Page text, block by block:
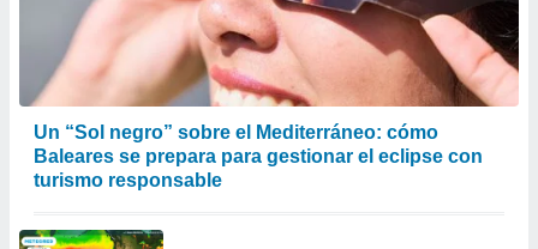
Un “Sol negro” sobre el Mediterráneo: cómo
Baleares se prepara para gestionar el eclipse con
turismo responsable